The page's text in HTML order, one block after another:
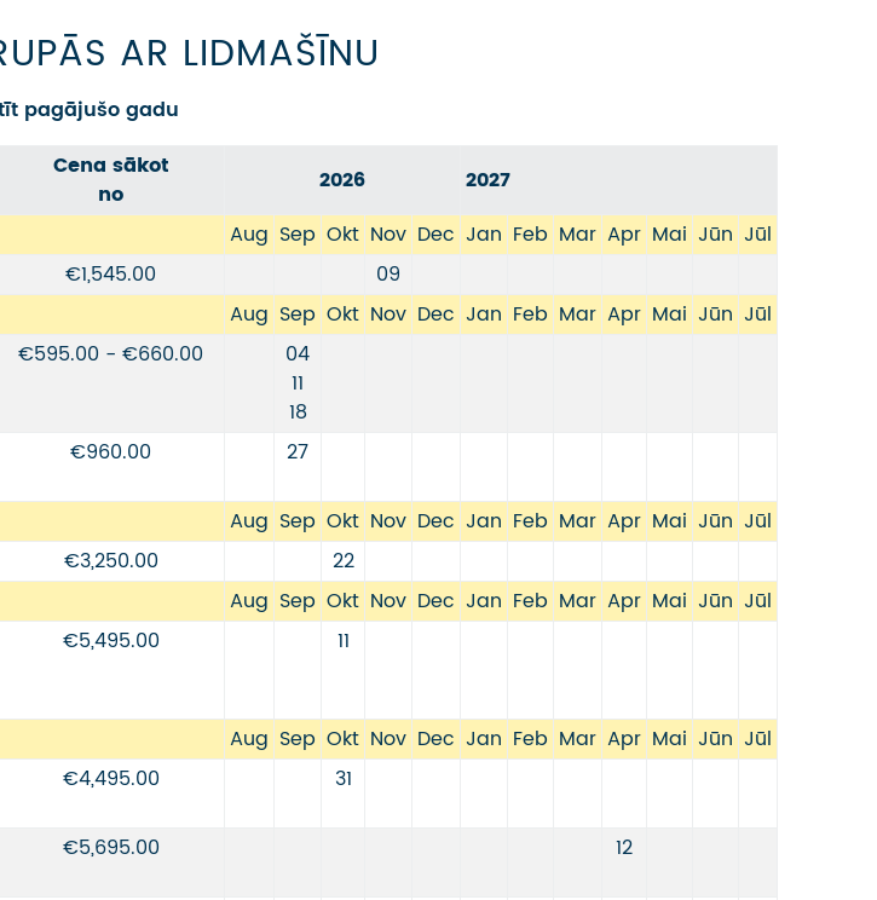
AR LIDMAŠĪNU
pagājušo gadu
Cena sākot
no
2026
2027
Aug Sep Okt Nov Dec Jan Feb Mar Apr Mai Jūn Jūl
€1,545.00
09
Aug Sep Okt Nov Dec Jan Feb Mar Apr Mai Jūn Jūl
€595.00 - €660.00
04
11
18
€960.00 27
Aug Sep Okt Nov Dec Jan Feb Mar Apr Mai Jūn Jūl
€3,250.00
22
Aug Sep Okt Nov Dec Jan Feb Mar Apr Mai Jūn Jūl
€5,495.00 11
Aug Sep Okt Nov Dec Jan Feb Mar Apr Mai Jūn Jūl
€4,495.00 31
€5,695.00 12